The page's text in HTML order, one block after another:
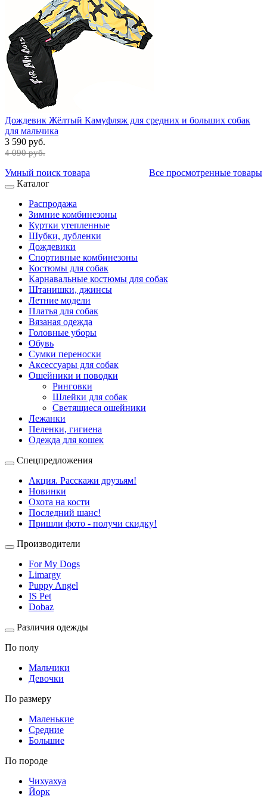
Дождевик Жёлтый Камуфляж для средних и больших собак
для мальчика
3 590 руб.
4 090 руб.
Все просмотренные товары
Умный поиск товара
Каталог
Распродажа
Зимние комбинезоны
Куртки утепленные
Шубки, дубленки
Дождевики
Спортивные комбинезоны
Костюмы для собак
Карнавальные костюмы для собак
Штанишки, джинсы
Летние модели
Платья для собак
Вязаная одежда
Головные уборы
Обувь
Сумки переноски
Аксессуары для собак
Ошейники и поводки
Ринговки
Шлейки для собак
Светящиеся ошейники
Лежанки
Пеленки, гигиена
Одежда для кошек
Спецпредложения
Акция. Расскажи друзьям!
Новинки
Охота на кости
Последний шанс!
Пришли фото - получи скидку!
Производители
For My Dogs
Limargy
Puppy Angel
IS Pet
Dobaz
Различия одежды
По полу
Мальчики
Девочки
По размеру
Маленькие
Средние
Большие
По породе
Чихуахуа
Йорк